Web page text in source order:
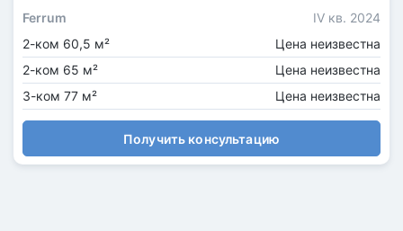
Ferrum
IV кв. 2024
2-ком 60,5 м²
Цена неизвестна
2-ком 65 м²
Цена неизвестна
3-ком 77 м²
Цена неизвестна
Получить консультацию